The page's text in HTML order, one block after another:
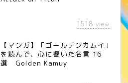
1518 view
【マンガ】「ゴールデンカムイ」
を読んで、心に響いた名言 16
選 Golden Kamuy